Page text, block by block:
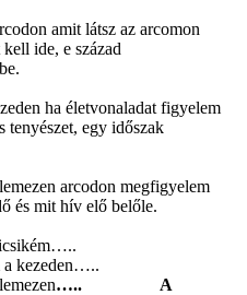
amit látsz az arcomon
ide, e század
ha életvonaladat figyelem
tenyészet, egy időszak
arcodon megfigyelem
és mit hív elő belőle.
a kezeden…..
….. A